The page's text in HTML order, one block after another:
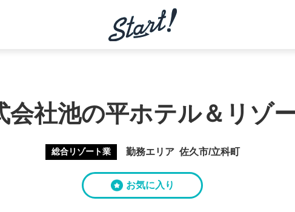
会社池の平ホテル＆リゾ
総合リゾート業 勤務エリア 佐久市/立科町
お気に入り